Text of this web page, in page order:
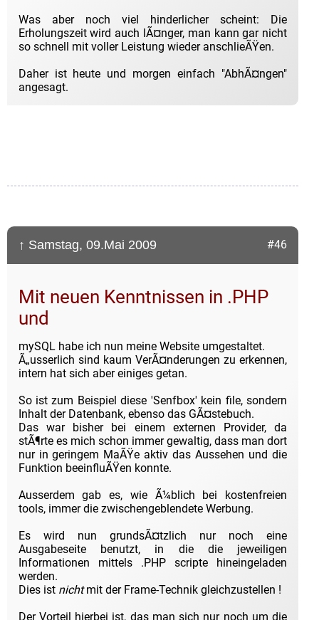
Was aber noch viel hinderlicher scheint: Die
Erholungszeit wird auch lÃ¤nger, man kann gar nicht
so schnell mit voller Leistung wieder anschlieÃŸen.
Daher ist heute und morgen einfach "AbhÃ¤ngen"
angesagt.
↑ Samstag, 09.Mai 2009 #46
Mit neuen Kenntnissen in .PHP
und
mySQL habe ich nun meine Website umgestaltet.
Ã„usserlich sind kaum VerÃ¤nderungen zu erkennen,
intern hat sich aber einiges getan.
So ist zum Beispiel diese 'Senfbox' kein file, sondern
Inhalt der Datenbank, ebenso das GÃ¤stebuch.
Das war bisher bei einem externen Provider, da
stÃ¶rte es mich schon immer gewaltig, dass man dort
nur in geringem MaÃŸe aktiv das Aussehen und die
Funktion beeinfluÃŸen konnte.
Ausserdem gab es, wie Ã¼blich bei kostenfreien
tools, immer die zwischengeblendete Werbung.
Es wird nun grundsÃ¤tzlich nur noch eine
Ausgabeseite benutzt, in die die jeweiligen
Informationen mittels .PHP scripte hineingeladen
werden.
Dies ist nichtmit der Frame-Technik gleichzustellen !
Der Vorteil hierbei ist, das man sich nur noch um die